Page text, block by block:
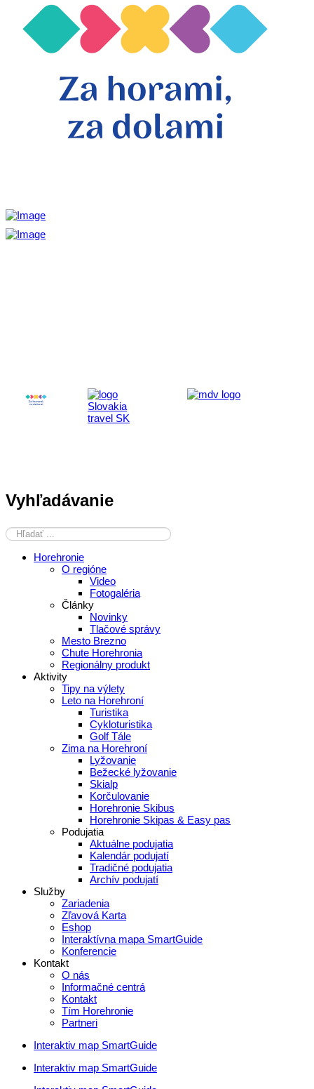
Vyhľadávanie
Horehronie
O regióne
Video
Fotogaléria
Články
Novinky
Tlačové správy
Mesto Brezno
Chute Horehronia
Regionálny produkt
Aktivity
Tipy na výlety
Leto na Horehroní
Turistika
Cykloturistika
Golf Tále
Zima na Horehroní
Lyžovanie
Bežecké lyžovanie
Skialp
Korčulovanie
Horehronie Skibus
Horehronie Skipas & Easy pas
Podujatia
Aktuálne podujatia
Kalendár podujatí
Tradičné podujatia
Archív podujatí
Služby
Zariadenia
Zľavová Karta
Eshop
Interaktívna mapa SmartGuide
Konferencie
Kontakt
O nás
Informačné centrá
Kontakt
Tím Horehronie
Partneri
Interaktiv map SmartGuide
Interaktiv map SmartGuide